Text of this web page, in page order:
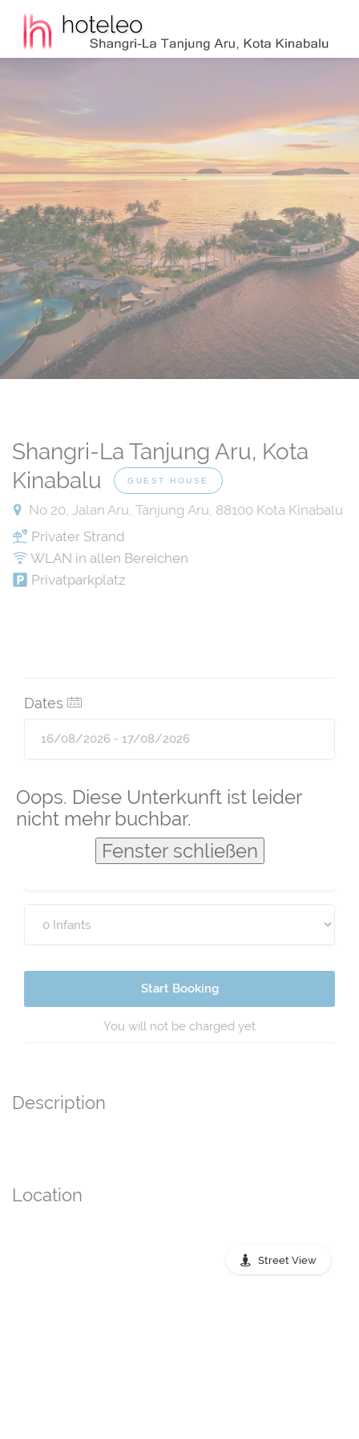
Oops. Diese Unterkunft ist leider
nicht mehr buchbar.
Fenster schließen
Shangri-La Tanjung Aru, Kota
Kinabalu
GUEST HOUSE
No 20, Jalan Aru, Tanjung Aru, 88100 Kota Kinabalu
Privater Strand
WLAN in allen Bereichen
Privatparkplatz
Dates
Start Booking
You will not be charged yet
Description
Location
Street View